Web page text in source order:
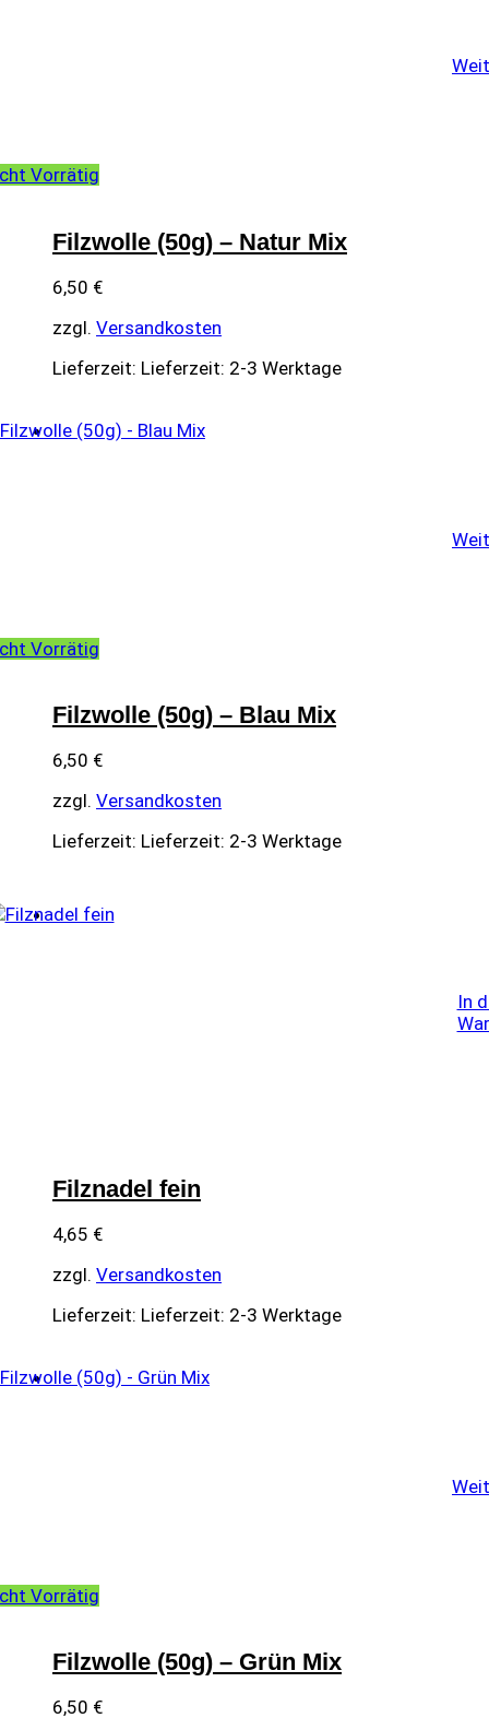
Vorrätig
Filzwolle (50g) – Natur Mix
6,50 €
zzgl. Versandkosten
Lieferzeit: Lieferzeit: 2-3 Werktage
Vorrätig
Filzwolle (50g) – Blau Mix
6,50 €
zzgl. Versandkosten
Lieferzeit: Lieferzeit: 2-3 Werktage
In
Filznadel fein
4,65 €
zzgl. Versandkosten
Lieferzeit: Lieferzeit: 2-3 Werktage
Vorrätig
Filzwolle (50g) – Grün Mix
6,50 €